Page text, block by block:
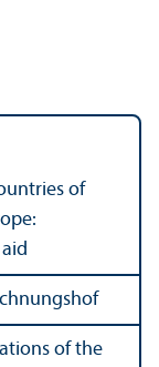
of
of the